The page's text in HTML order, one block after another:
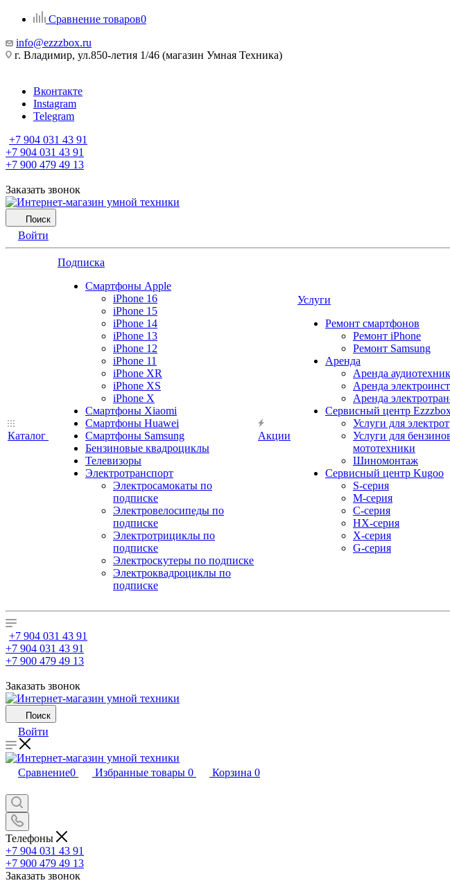
Сравнение товаров0
info@ezzzbox.ru
г. Владимир, ул.850-летия 1/46 (магазин Умная Техника)
Вконтакте
Instagram
Telegram
+7 904 031 43 91
+7 904 031 43 91
+7 900 479 49 13
Заказать звонок
Поиск
Войти
Каталог
Подписка
Смартфоны Apple
iPhone 16
iPhone 15
iPhone 14
iPhone 13
iPhone 12
iPhone 11
iPhone XR
iPhone XS
iPhone X
Смартфоны Xiaomi
Смартфоны Huawei
Смартфоны Samsung
Бензиновые квадроциклы
Телевизоры
Электротранспорт
Электросамокаты по
подписке
Электровелосипеды по
подписке
Электротрициклы по
подписке
Электроскутеры по подписке
Электроквадроциклы по
подписке
Акции
Услуги
Ремонт смартфонов
Ремонт iPhone
Ремонт Samsung
Аренда
Аренда
Аренда
Аренда
Сервисный центр
Услуги для
Услуги для
мототехники
Шиномонтаж
Сервисный центр Kugoo
S-cерия
M-серия
С-серия
HX-серия
X-серия
G-серия
+7 904 031 43 91
+7 904 031 43 91
+7 900 479 49 13
Заказать звонок
Поиск
Войти
Сравнение0 Избранные товары 0 Корзина 0
Телефоны
+7 904 031 43 91
+7 900 479 49 13
Заказать звонок